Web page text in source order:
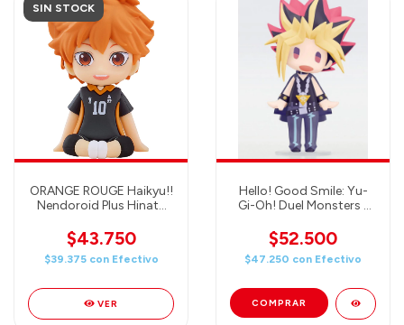
SIN STOCK
ORANGE ROUGE Haikyu!!
Nendoroid Plus Hinata
$43.750
$39.375 con Efectivo
VER
Hello! Good Smile: Yu-
Gi-Oh! Duel Monsters -
Company
$52.500
$47.250 con Efectivo